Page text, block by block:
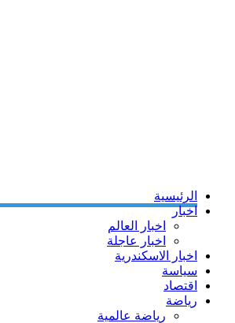
الرئيسية
اخبار
اخبار العالم
اخبار عاجلة
اخبار الاسكندرية
سياسة
اقتصاد
رياضة
رياضة عالمية